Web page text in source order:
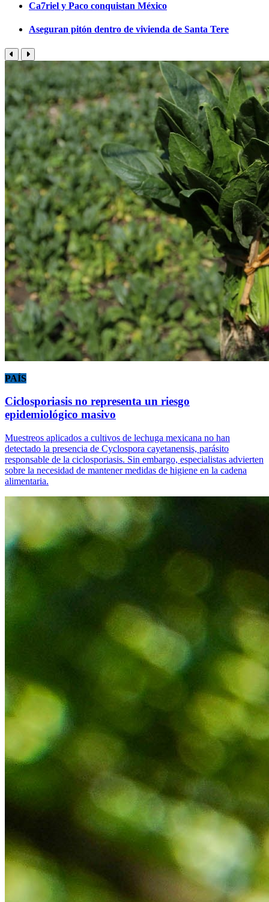
Ca7riel y Paco conquistan México
Aseguran pitón dentro de vivienda de Santa Tere
PAÍS
Ciclosporiasis no representa un riesgo
epidemiológico masivo
Muestreos aplicados a cultivos de lechuga mexicana no han
detectado la presencia de Cyclospora cayetanensis, parásito
responsable de la ciclosporiasis. Sin embargo, especialistas advierten
sobre la necesidad de mantener medidas de higiene en la cadena
alimentaria.